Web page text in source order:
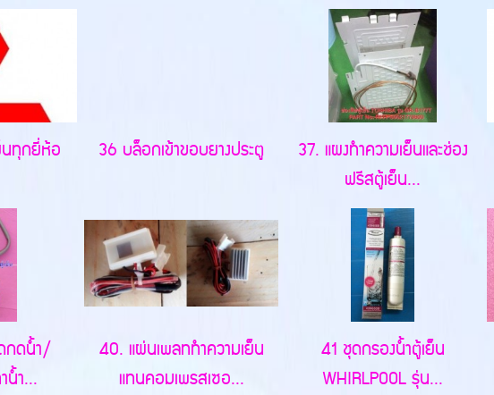
นทุกยี่ห้อ 36 บล็อกเข้าขอบยางประตู
37. แผงทำความเย็นและช่อง
ฟรีสตู้เย็น...
กดน้ำ/
น้ำ...
40. แผ่นเพลททำความเย็น
แทนคอมเพรสเซอ...
41 ชุดกรองน้ำตู้เย็น
WHIRLPOOL รุ่น...